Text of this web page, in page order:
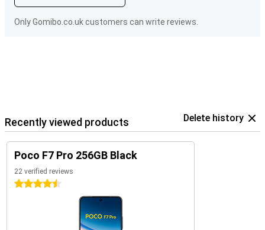
Only Gomibo.co.uk customers can write reviews.
Recently viewed products Delete history
Poco F7 Pro 256GB Black
22 verified reviews
4.5 stars